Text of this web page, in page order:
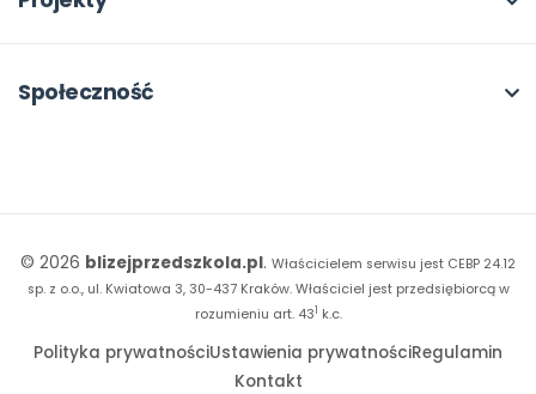
18. FORUM
Kiosk online
Kumpelkowo
Dookoła Polski
Sprintem do maratonu
Społeczność
Instagram
© 2026 blizejprzedszkola.pl. Właścicielem serwisu jest CEBP 24.12
sp. z o.o., ul. Kwiatowa 3, 30-437 Kraków.Właściciel jest przedsiębiorcą w
rozumieniu art. 431 k.c.
Polityka prywatnościUstawienia prywatnościRegulamin
Kontakt